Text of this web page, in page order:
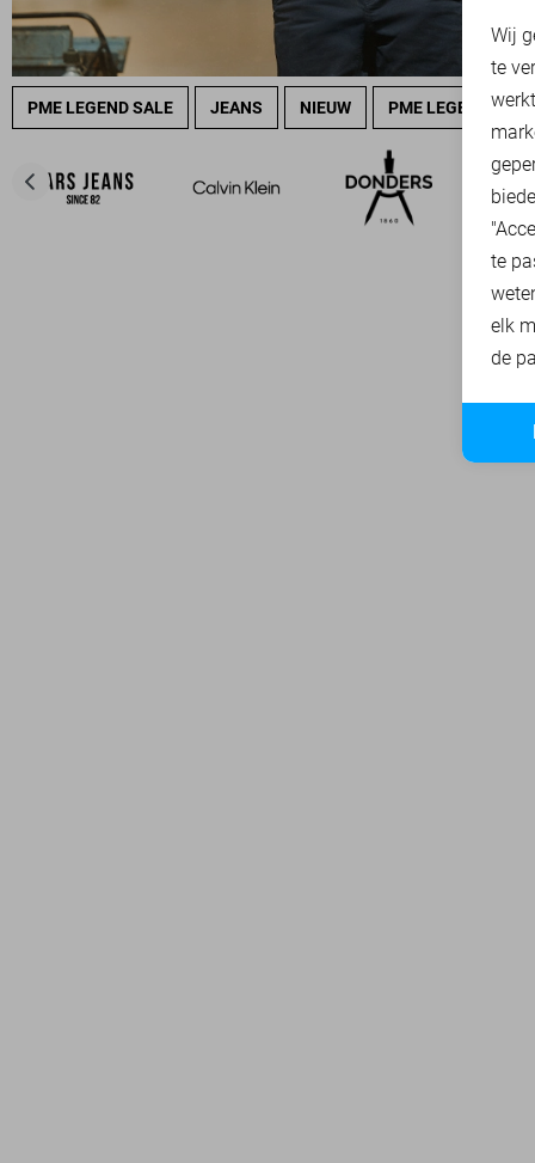
PME LEGEND SALE JEANS NIEUW PME LEGEND
Wij
te
te
elk
de